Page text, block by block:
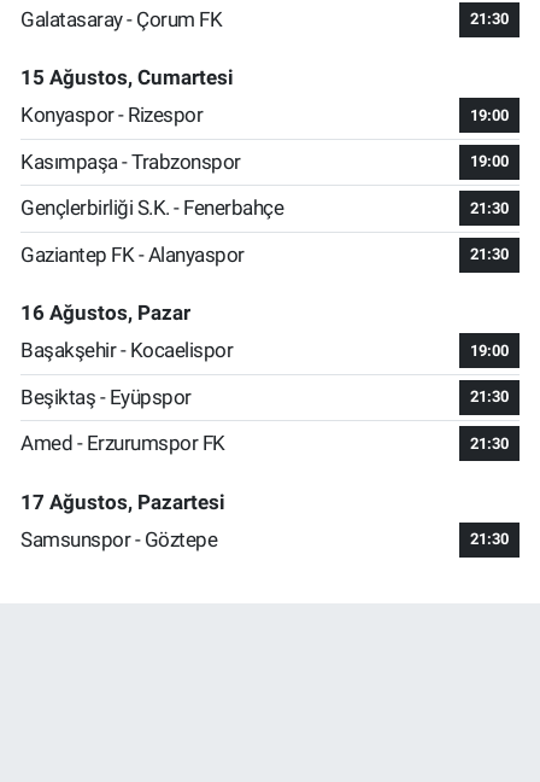
Galatasaray - Çorum FK
21:30
15 Ağustos, Cumartesi
Konyaspor - Rizespor
19:00
Kasımpaşa - Trabzonspor 19:00
Gençlerbirliği S.K. - Fenerbahçe 21:30
Gaziantep FK - Alanyaspor 21:30
16 Ağustos, Pazar
Başakşehir - Kocaelispor
19:00
Beşiktaş - Eyüpspor 21:30
Amed - Erzurumspor FK 21:30
17 Ağustos, Pazartesi
Samsunspor - Göztepe
21:30